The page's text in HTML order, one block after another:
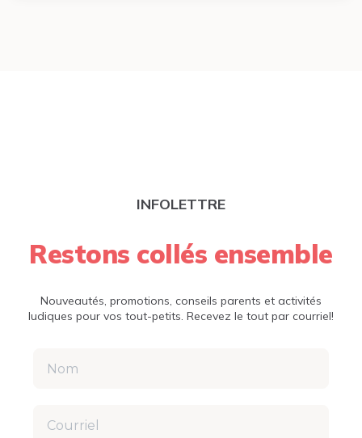
INFOLETTRE
Restons collés ensemble
Nouveautés, promotions, conseils parents et activités
ludiques pour vos tout-petits. Recevez le tout par courriel!